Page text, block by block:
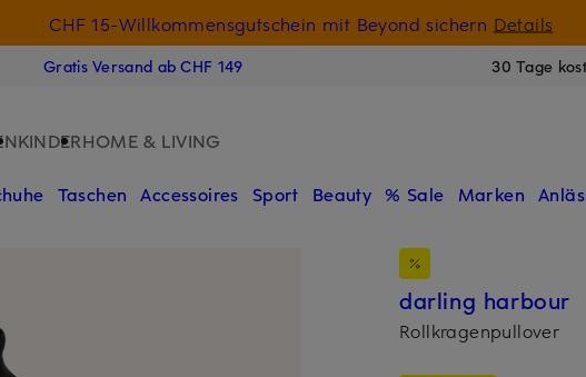
CHF 15-Willkommensgutschein mit Beyond sichern Details
Gratis Versand ab CHF 149 30 Tage
KINDERHOME & LIVING
Taschen Accessoires Sport Beauty % Sale Marken
darling harbour
Rollkragenpullover